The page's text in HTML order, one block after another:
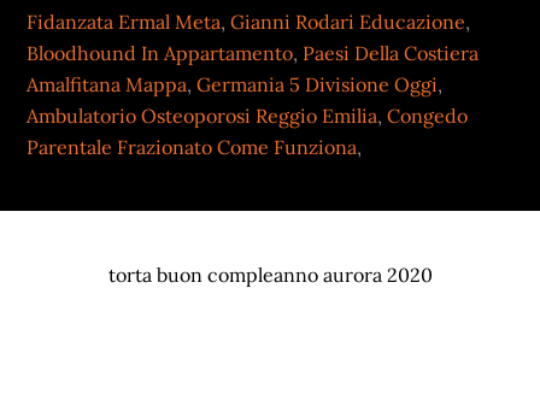
Fidanzata Ermal Meta,Gianni Rodari Educazione,
Bloodhound In Appartamento, Paesi Della Costiera
Amalfitana Mappa,Germania 5 Divisione Oggi,
Ambulatorio Osteoporosi Reggio Emilia,Congedo
Parentale Frazionato Come Funziona,
torta buon compleanno aurora 2020